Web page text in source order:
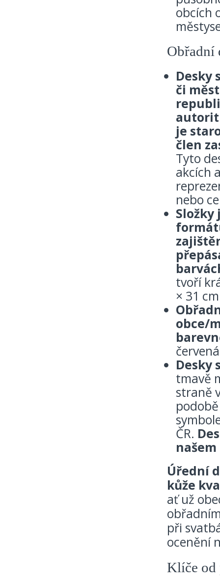
obcích
Obřadní
Desky
či
je
člen
Tyto
akcích
nebo
tvoří
× 31
obce/
Desky
tmavě
straně
ČR.
Úřední
kůže
ať už
při
ocenění
Klíče od